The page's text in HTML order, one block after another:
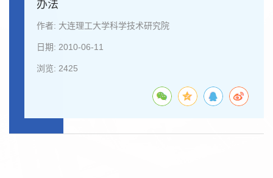
办法
作者: 大连理工大学科学技术研究院
日期: 2010-06-11
浏览: 2425